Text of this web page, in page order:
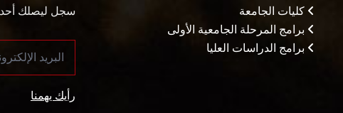
كليات الجامعة
برامج المرحلة الجامعية الأولى
برامج الدراسات العليا
سجل ليصلك
رأيك يهمنا